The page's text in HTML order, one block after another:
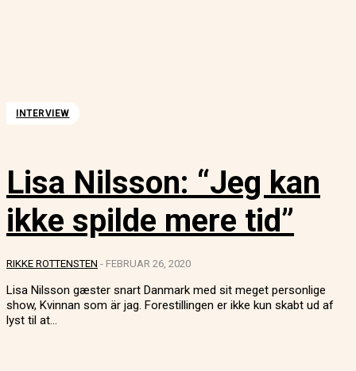
INTERVIEW
Lisa Nilsson: “Jeg kan
ikke spilde mere tid”
RIKKE ROTTENSTEN - FEBRUAR 26, 2020
Lisa Nilsson gæster snart Danmark med sit meget personlige
show, Kvinnan som är jag. Forestillingen er ikke kun skabt ud af
lyst til at...